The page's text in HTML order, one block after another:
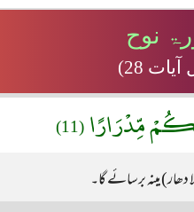
نوح
28)
مِّدْرَارًا (11)
مینہ برسائے گا۔